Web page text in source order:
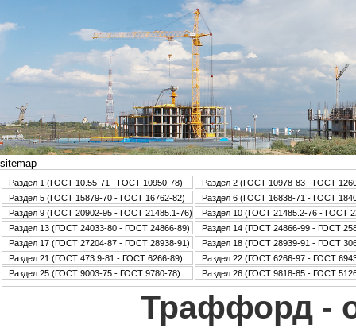
sitemap
Раздел 1 (ГОСТ 10.55-71 - ГОСТ 10950-78)
Раздел 2 (ГОСТ 10978-83 - ГОСТ
Раздел 5 (ГОСТ 15879-70 - ГОСТ 16762-82)
Раздел 6 (ГОСТ 16838-71 - ГОСТ
Раздел 9 (ГОСТ 20902-95 - ГОСТ 21485.1-76)
Раздел 10 (ГОСТ 21485.2-76 - ГОСТ
Раздел 13 (ГОСТ 24033-80 - ГОСТ 24866-89)
Раздел 14 (ГОСТ 24866-99 - ГОСТ
Раздел 17 (ГОСТ 27204-87 - ГОСТ 28938-91)
Раздел 18 (ГОСТ 28939-91 - ГОСТ
Раздел 21 (ГОСТ 473.9-81 - ГОСТ 6266-89)
Раздел 22 (ГОСТ 6266-97 - ГОСТ
Раздел 25 (ГОСТ 9003-75 - ГОСТ 9780-78)
Раздел 26 (ГОСТ 9818-85 - ГОСТ
Траффорд -